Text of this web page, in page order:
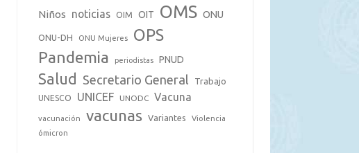
Niños noticias OIM OIT OMS ONU
ONU-DH ONU Mujeres OPS
Pandemia periodistas PNUD
Salud Secretario General Trabajo
UNESCO UNICEF UNODC Vacuna
vacunación vacunas Variantes
Violencia
ómicron